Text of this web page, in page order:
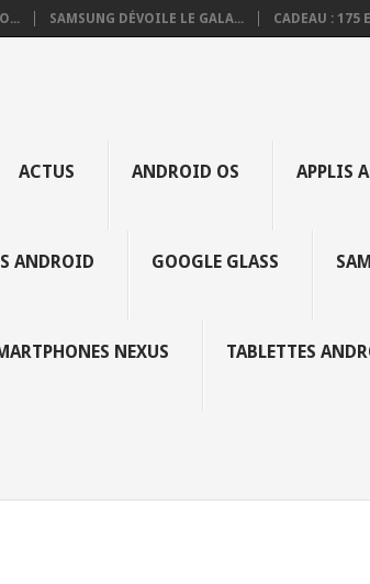
SAMSUNG DÉVOILE LE GALA... CADEAU : 175
ACTUS ANDROID OS APPLIS
ANDROID GOOGLE GLASS
NEXUS TABLETTES